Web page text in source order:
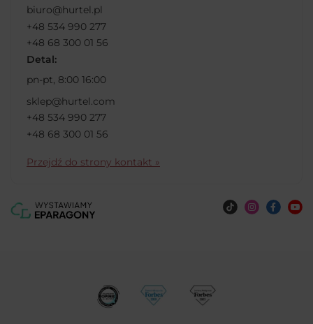
biuro@hurtel.pl
+48 534 990 277
+48 68 300 01 56
Detal:
pn-pt, 8:00 16:00
sklep@hurtel.com
+48 534 990 277
+48 68 300 01 56
Przejdź do strony kontakt »